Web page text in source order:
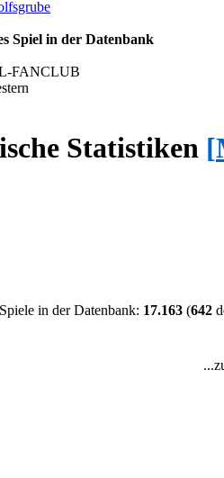
Spiel in der Datenbank
FANCLUB
Statistiken [
Spiele in der Datenbank: 17.163(642